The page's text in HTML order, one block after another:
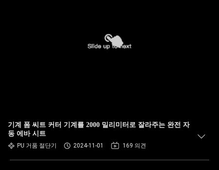
기계 폼 씨트 커터 기계를 2000 밀리미터로 잘라주는 완전 자
동 에바 시트
PU 거품 절단기 2024-11-01 169 의견